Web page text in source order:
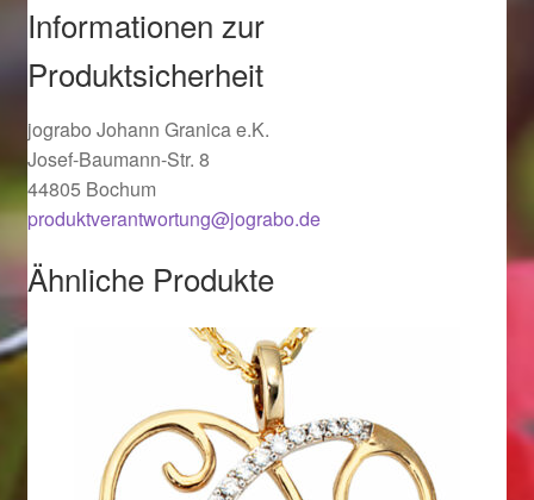
Ostergeschenke finden für Ostern 2020
Ostergeschenke finden für Ostern 2021
Ostergeschenke finden für Ostern 2022
Startseite
Informationen zur
Produktsicherheit
jograbo Johann Granica e.K.
Josef-Baumann-Str. 8
44805 Bochum
produktverantwortung@jograbo.de
Ähnliche Produkte